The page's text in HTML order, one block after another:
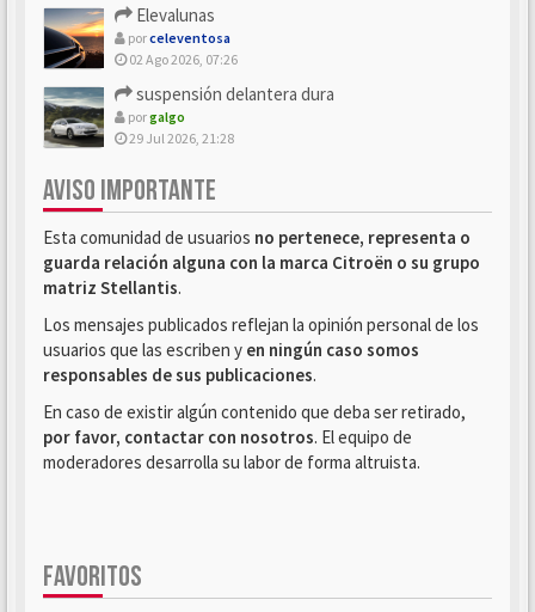
Elevalunas
porceleventosa
02 Ago 2026, 07:26
suspensión delantera dura
porgalgo
29 Jul 2026, 21:28
AVISO IMPORTANTE
Esta comunidad de usuarios no pertenece, representa o
guarda relación alguna con la marca Citroën o su grupo
matriz Stellantis.
Los mensajes publicados reflejan la opinión personal de los
usuarios que las escriben y en ningún caso somos
responsables de sus publicaciones.
En caso de existir algún contenido que deba ser retirado,
por favor, contactar con nosotros. El equipo de
moderadores desarrolla su labor de forma altruista.
FAVORITOS